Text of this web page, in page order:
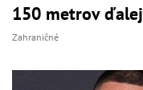
150 metrov ďalej
Zahraničné